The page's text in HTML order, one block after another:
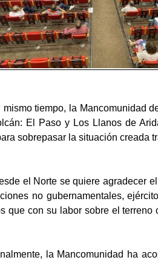
mismo tiempo, la Mancomunidad
El Paso y Los Llanos de
sobrepasar la situación creada
el Norte se quiere agradecer
no gubernamentales,
que con su labor sobre el
la Mancomunidad ha